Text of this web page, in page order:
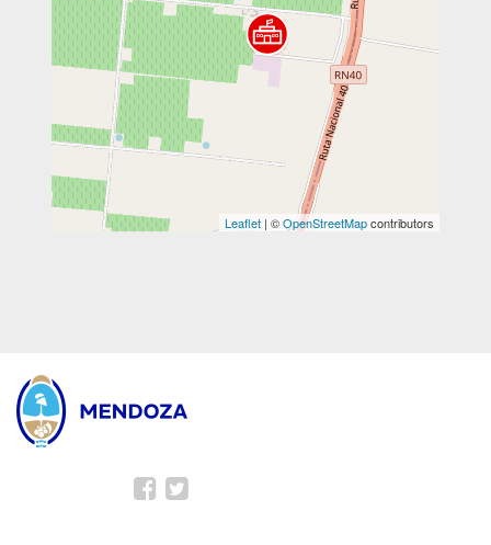
Leaflet | ©OpenStreetMapcontributors